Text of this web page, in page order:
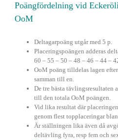
Poängfördelning vid
OoM
Deltagarpoäng utgår med 5 p.
Placeringspoängen adderas
60 – 55 – 50 – 48 – 46 – 44 –
OoM poäng tilldelas lagen
samman till en.
De tre bästa tävlingsresultaten
till den totala OoM poängen.
Vid lika resultat där
genom flest topplaceringar
Är ställningen lika även då
deltävling fyra, resp fem och